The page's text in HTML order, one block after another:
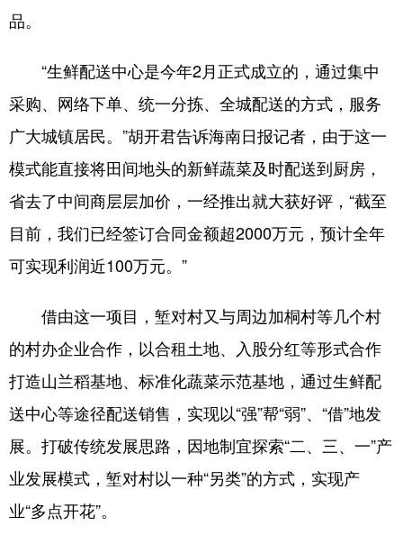
品。
“生鲜配送中心是今年2月正式成立的，通过集中
采购、网络下单、统一分拣、全城配送的方式，服务
广大城镇居民。”胡开君告诉海南日报记者，由于这一
模式能直接将田间地头的新鲜蔬菜及时配送到厨房，
省去了中间商层层加价，一经推出就大获好评，“截至
目前，我们已经签订合同金额超2000万元，预计全年
可实现利润近100万元。”
借由这一项目，堑对村又与周边加桐村等几个村
的村办企业合作，以合租土地、入股分红等形式合作
打造山兰稻基地、标准化蔬菜示范基地，通过生鲜配
送中心等途径配送销售，实现以“强”帮“弱”、“借”地发
展。打破传统发展思路，因地制宜探索“二、三、一”产
业发展模式，堑对村以一种“另类”的方式，实现产
业“多点开花”。